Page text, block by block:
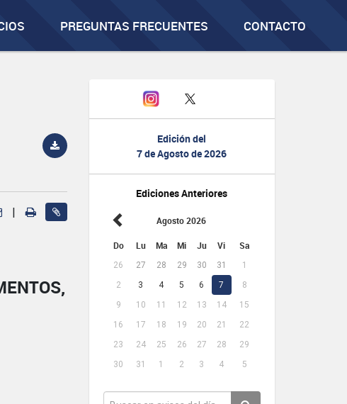
PREGUNTAS FRECUENTES CONTACTO
Edición del
7 de Agosto de 2026
Ediciones Anteriores
Agosto 2026
Do Lu Ma Mi Ju Vi Sa
26 27 28 29 30 31
1
2
3 4 5 6 7
8
9
10 11 12 13 14
15
16
17 18 19 20 21
22
23
24 25 26 27 28
29
30
31 1 2 3 4 5
|